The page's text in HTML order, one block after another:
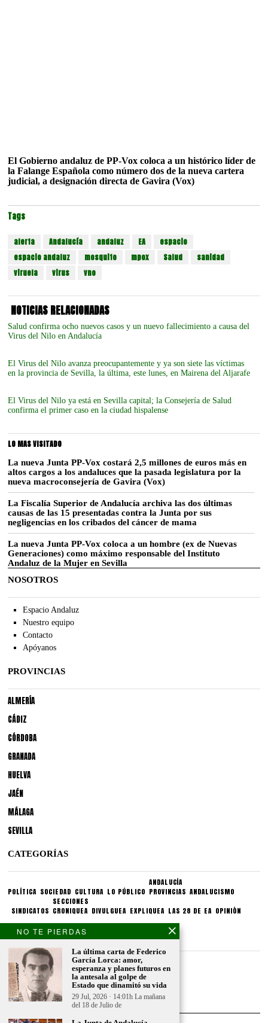
El Gobierno andaluz de PP-Vox coloca a un histórico líder de
la Falange Española como número dos de la nueva cartera
judicial, a designación directa de Gavira (Vox)
Tags
alerta Andalucía andaluz EA
espacio
espacio andaluz
mosquito mpox Salud
sanidad
viruela
virus vno
NOTICIAS RELACIONADAS
Salud confirma ocho nuevos casos y un nuevo fallecimiento a causa del
Virus del Nilo en Andalucía
El Virus del Nilo avanza preocupantemente y ya son siete las víctimas
en la provincia de Sevilla, la última, este lunes, en Mairena del Aljarafe
El Virus del Nilo ya está en Sevilla capital; la Consejería de Salud
confirma el primer caso en la ciudad hispalense
LO MAS VISITADO
La nueva Junta PP-Vox costará 2,5 millones de euros más en
altos cargos a los andaluces que la pasada legislatura por la
nueva macroconsejería de Gavira (Vox)
La Fiscalía Superior de Andalucía archiva las dos últimas
causas de las 15 presentadas contra la Junta por sus
negligencias en los cribados del cáncer de mama
La nueva Junta PP-Vox coloca a un hombre (ex de Nuevas
Generaciones) como máximo responsable del Instituto
Andaluz de la Mujer en Sevilla
NOSOTROS
Espacio Andaluz
Nuestro equipo
Contacto
Apóyanos
PROVINCIAS
ALMERÍA
CÁDIZ
CÓRDOBA
GRANADA
HUELVA
JAÉN
MÁLAGA
SEVILLA
CATEGORÍAS
POLÍTICA SOCIEDAD CULTURA LO PÚBLICO
ANDALUCÍA
PROVINCIAS ANDALUCISMO
SINDICATOS
SECCIONES
CRONIQUEA DIVULGUEA EXPLIQUEA LAS 28 DE EA OPINIÓN
CONDICIONES LEGALES
Aviso legal
Politica de privacidad
Politica de condiciones
NO TE PIERDAS
La última carta de Federico
García Lorca: amor,
esperanza y planes futuros en
la antesala al golpe de
Estado que dinamitó su vida
29 Jul, 2026 · 14:01h La mañana
del 18 de Julio de